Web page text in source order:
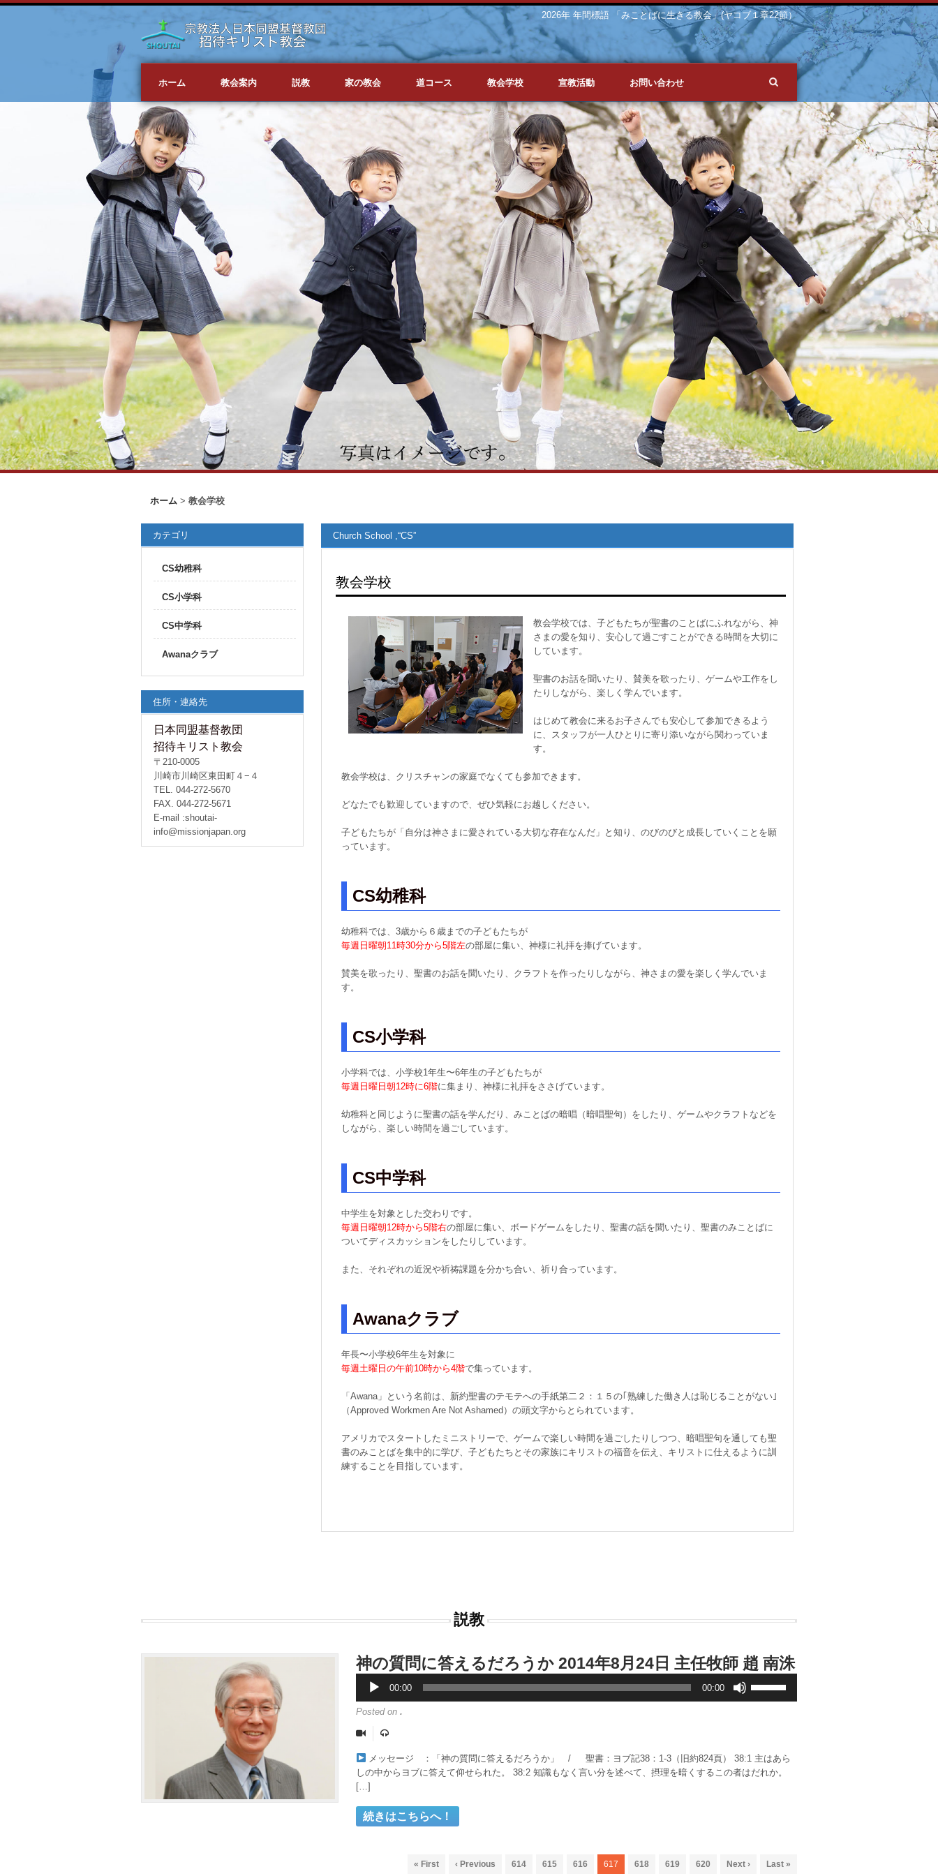
2026年 年間標語 「みことばに生きる教会」(ヤコブ１章22節）
ホーム 教会案内 説教 家の教会 道コース 教会学校 宣教活動 お問い合わせ
ホーム > 教会学校
Church School ,“CS”
教会学校
教会学校では、子どもたちが聖書のことばにふれながら、神
さまの愛を知り、安心して過ごすことができる時間を大切に
しています。
聖書のお話を聞いたり、賛美を歌ったり、ゲームや工作をし
たりしながら、楽しく学んでいます。
はじめて教会に来るお子さんでも安心して参加できるよう
に、スタッフが一人ひとりに寄り添いながら関わっていま
す。
教会学校は、クリスチャンの家庭でなくても参加できます。
どなたでも歓迎していますので、ぜひ気軽にお越しください。
子どもたちが「自分は神さまに愛されている大切な存在なんだ」と知り、のびのびと成長していくことを願
っています。
CS幼稚科
幼稚科では、3歳から６歳までの子どもたちが
毎週日曜朝11時30分から5階左の部屋に集い、神様に礼拝を捧げています。
賛美を歌ったり、聖書のお話を聞いたり、クラフトを作ったりしながら、神さまの愛を楽しく学んでいま
す。
CS小学科
小学科では、小学校1年生〜6年生の子どもたちが
毎週日曜日朝12時に6階に集まり、神様に礼拝をささげています。
幼稚科と同じように聖書の話を学んだり、みことばの暗唱（暗唱聖句）をしたり、ゲームやクラフトなどを
しながら、楽しい時間を過ごしています。
CS中学科
中学生を対象とした交わりです。
毎週日曜朝12時から5階右の部屋に集い、ボードゲームをしたり、聖書の話を聞いたり、聖書のみことばに
ついてディスカッションをしたりしています。
また、それぞれの近況や祈祷課題を分かち合い、祈り合っています。
Awanaクラブ
年長〜小学校6年生を対象に
毎週土曜日の午前10時から4階で集っています。
「Awana」という名前は、新約聖書のテモテへの手紙第二２：１５の｢熟練した働き人は恥じることがない｣
（Approved Workmen Are Not Ashamed）の頭文字からとられています。
アメリカでスタートしたミニストリーで、ゲームで楽しい時間を過ごしたりしつつ、暗唱聖句を通しても聖
書のみことばを集中的に学び、子どもたちとその家族にキリストの福音を伝え、キリストに仕えるように訓
練することを目指しています。
カテゴリ
CS幼稚科
CS小学科
CS中学科
Awanaクラブ
住所・連絡先
日本同盟基督教団
招待キリスト教会
〒210-0005
川崎市川崎区東田町４−４
TEL. 044-272-5670
FAX. 044-272-5671
E-mail :shoutai-
info@missionjapan.org
説教
神の質問に答えるだろうか 2014年8月24日 主任牧師 趙 南洙音
声
ー
00:00 00:00
リ
ュ
に
は
上
っ
Posted on .
メッセージ ：「神の質問に答えるだろうか」 / 聖書：ヨブ記38：1-3（旧約824頁） 38:1 主はあら
しの中からヨブに答えて仰せられた。 38:2 知識もなく言い分を述べて、摂理を暗くするこの者はだれか。
[…]
« First ‹ Previous 614 615 616 617 618 619 620 Next › Last »